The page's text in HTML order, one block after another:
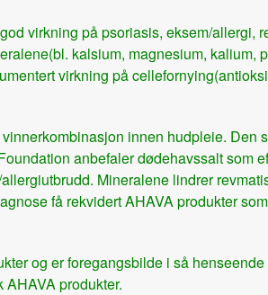
virkning på psoriasis, eksem/allergi,
kalsium, magnesium,
virkning på
innen hudpleie. Den
anbefaler dødehavssalt som
Mineralene lindrer
få rekvidert AHAVA produkter
og er foregangsbilde i så
produkter.